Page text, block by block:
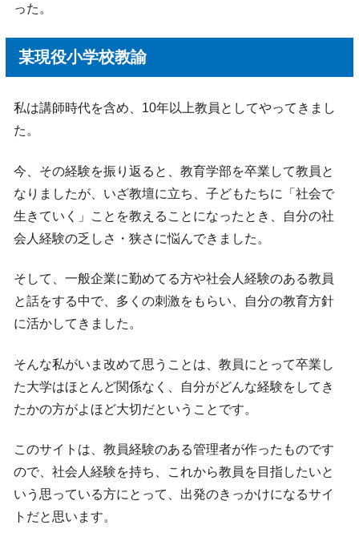
った。
某現役小学校教諭
私は講師時代を含め、10年以上教員としてやってきまし
た。
今、その経験を振り返ると、教育学部を卒業して教員と
なりましたが、いざ教壇に立ち、子どもたちに「社会で
生きていく」ことを教えることになったとき、自分の社
会人経験の乏しさ・狭さに悩んできました。
そして、一般企業に勤めてる方や社会人経験のある教員
と話をする中で、多くの刺激をもらい、自分の教育方針
に活かしてきました。
そんな私がいま改めて思うことは、教員にとって卒業し
た大学はほとんど関係なく、自分がどんな経験をしてき
たかの方がよほど大切だということです。
このサイトは、教員経験のある管理者が作ったものです
ので、社会人経験を持ち、これから教員を目指したいと
いう思っている方にとって、出発のきっかけになるサイ
トだと思います。